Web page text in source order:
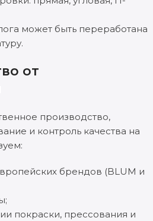
может быть переработана
от
производство,
и контроль качества на
брендов (BLUM и
покраски, прессования и